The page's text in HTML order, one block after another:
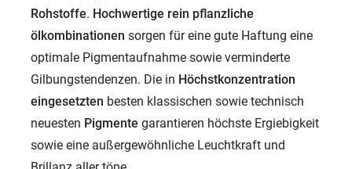
Rohstoffe. Hochwertige rein pflanzliche
ölkombinationen sorgen für eine gute Haftung eine
optimale Pigmentaufnahme sowie verminderte
Gilbungstendenzen. Die in Höchstkonzentration
eingesetzten besten klassischen sowie technisch
neuesten Pigmente garantieren höchste Ergiebigkeit
sowie eine außergewöhnliche Leuchtkraft und